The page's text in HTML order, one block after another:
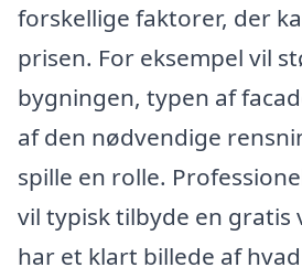
forskellige faktorer, der
prisen. For eksempel vil
bygningen, typen af
af den nødvendige
spille en rolle.
vil typisk tilbyde en gratis
har et klart billede af